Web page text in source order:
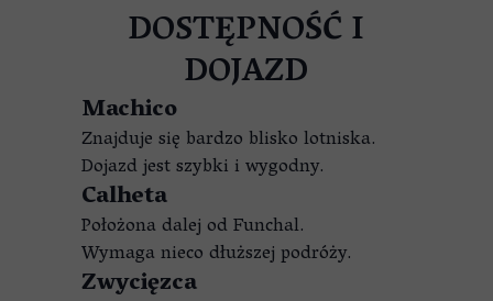
DOSTĘPNOŚĆ I
DOJAZD
Machico
Znajduje się bardzo blisko lotniska.
Dojazd jest szybki i wygodny.
Calheta
Położona dalej od Funchal.
Wymaga nieco dłuższej podróży.
Zwycięzca